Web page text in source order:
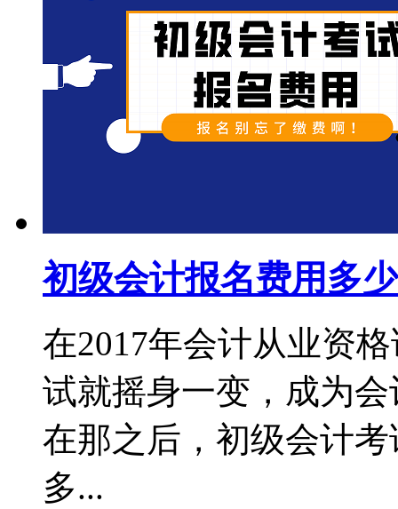
初级会计报名费用多
在2017年会计从业资
试就摇身一变，成为
在那之后，初级会计
多...